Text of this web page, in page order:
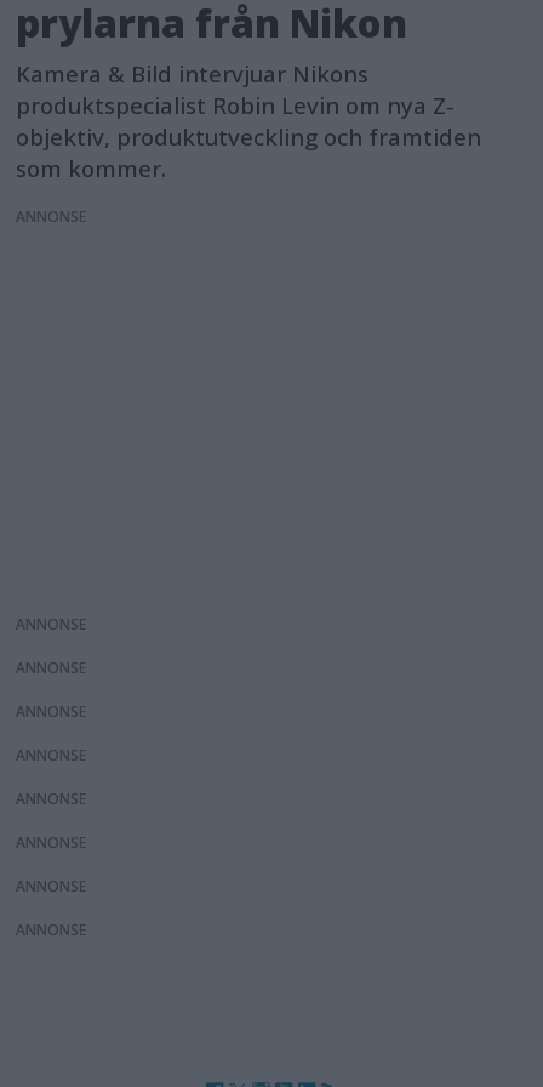
prylarna från Nikon
Kamera & Bild intervjuar Nikons
produktspecialist Robin Levin om nya Z-
objektiv, produktutveckling och framtiden
som kommer.
ANNONS
ANNONS
ANNONS
ANNONS
ANNONS
ANNONS
ANNONS
ANNONS
ANNONS